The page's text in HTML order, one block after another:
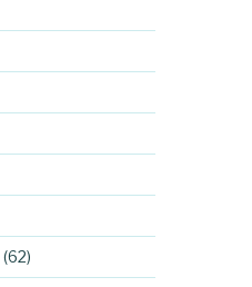
(62)